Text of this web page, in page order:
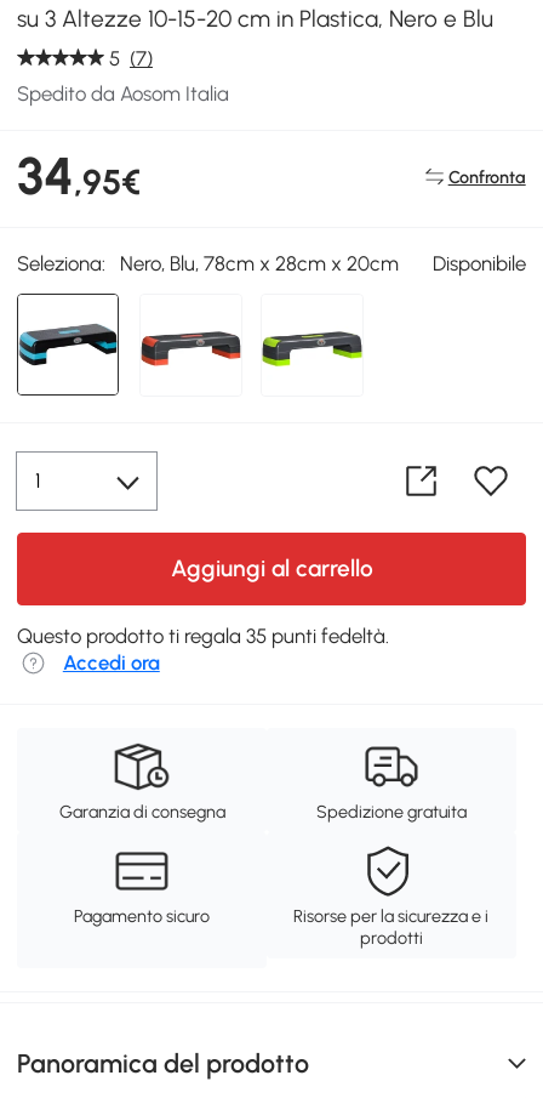
su 3 Altezze 10-15-20 cm in Plastica, Nero e Blu
5 (7)
Spedito da Aosom Italia
34,95€ Confronta
Seleziona: Nero, Blu, 78cm x 28cm x 20cm Disponibile
Aggiungi al carrello
Questo prodotto ti regala 35 punti fedeltà.
Accedi ora
Garanzia di consegna Spedizione gratuita
Pagamento sicuro
Risorse per la sicurezza e i
prodotti
Panoramica del prodotto